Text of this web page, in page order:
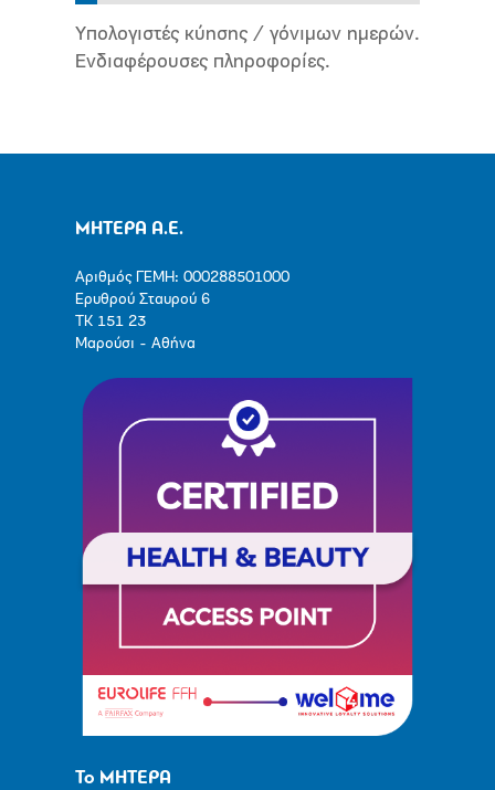
Υπολογιστές κύησης / γόνιμων ημερών.
Ενδιαφέρουσες πληροφορίες.
ΜΗΤΕΡΑ Α.Ε.
Αριθμός ΓΕΜΗ: 000288501000
Ερυθρού Σταυρού 6
ΤΚ 151 23
Μαρούσι - Αθήνα
Το ΜΗΤΕΡΑ